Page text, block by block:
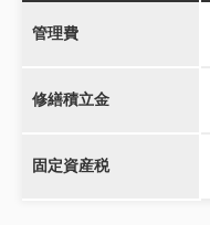
管理費
修繕積立金
固定資産税